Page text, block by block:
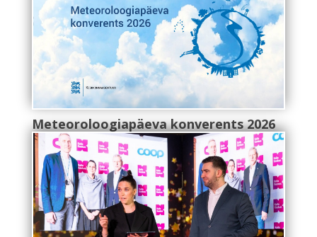
Meteoroloogiapäeva konverents 2026